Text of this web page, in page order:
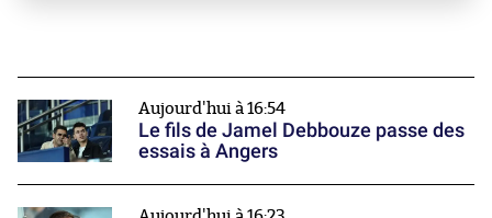
Aujourd'hui à 16:54
Le fils de Jamel Debbouze passe des
essais à Angers